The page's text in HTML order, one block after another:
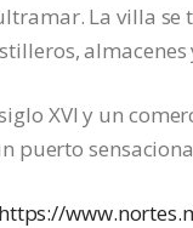
La villa
almacenes
XVI y un
puerto
https://